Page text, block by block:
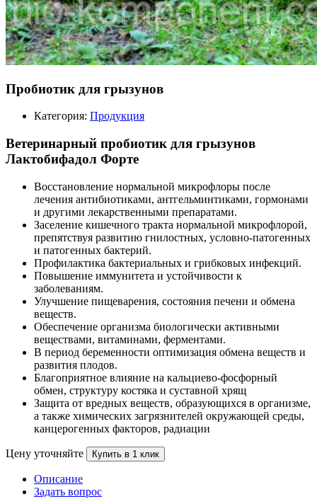
Пробиотик для грызунов
Категория: Продукция
Ветеринарный пробиотик для грызунов
Лактобифадол Форте
Восстановление нормальной микрофлоры после
лечения антибиотиками, антгельминтиками, гормонами
и другими лекарственными препаратами.
Заселение кишечного тракта нормальной микрофлорой,
препятствуя развитию гнилостных, условно-патогенных
и патогенных бактерий.
Профилактика бактериальных и грибковых инфекций.
Повышение иммунитета и устойчивости к
заболеваниям.
Улучшение пищеварения, состояния печени и обмена
веществ.
Обеспечение организма биологически активными
веществами, витаминами, ферментами.
В период беременности оптимизация обмена веществ и
развития плодов.
Благоприятное влияние на кальциево-фосфорный
обмен, структуру костяка и суставной хрящ
Защита от вредных веществ, образующихся в организме,
а также химических загрязнителей окружающей среды,
канцерогенных факторов, радиации
Цену уточняйте Купить в 1 клик
Описание
Задать вопрос